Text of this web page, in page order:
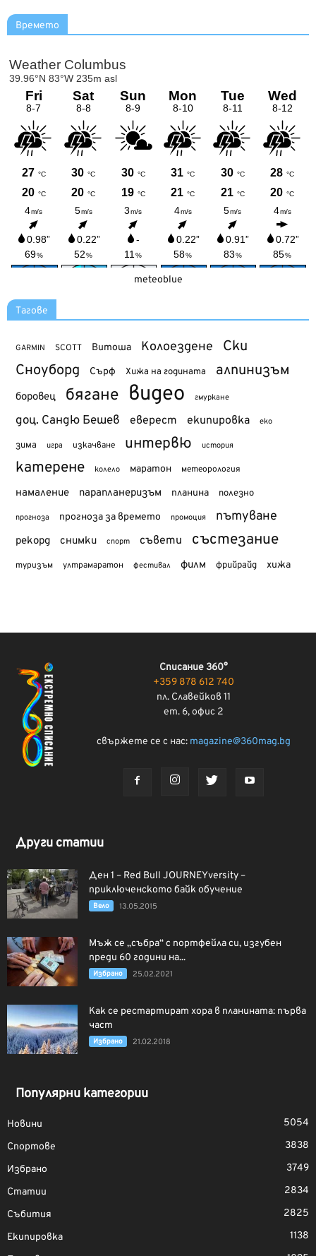
Времето
meteoblue
Тагове
GARMIN SCOTT Витоша Колоездене Ски
Сноуборд Сърф Хижа на годината алпинизъм
боровец бягане видео гмуркане
доц. Сандю Бешев еверест екипировка еко
зима игра изкачване интервю история
катерене колело маратон метеорология
намаление парапланеризъм планина полезно
прогноза прогноза за времето промоция пътуване
рекорд снимки спорт съвети състезание
туризъм ултрамаратон фестивал филм фрийрайд хижа
Списание 360°
+359 878 612 740
пл. Славейков 11
ет. 6, офис 2
свържете се с нас: magazine@360mag.bg
Други статии
Ден 1 – Red Bull JOURNEYversity –
приключенското байк обучение
Вело 13.05.2015
Мъж се „събра“ с портфейла си, изгубен
преди 60 години на...
Избрано 25.02.2021
Как се рестартират хора в планината: първа
част
Избрано 21.02.2018
Популярни категории
Новини
5054
Спортове
3838
Избрано
3749
Статии
2834
Събития
2825
Екипировка
1138